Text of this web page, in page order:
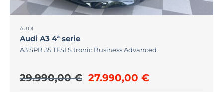
AUDI
Audi A3 4ª serie
A3 SPB 35 TFSI S tronic Business Advanced
29.990,00€ Il prezzo originale era:
27.990,00 €Il prezzo